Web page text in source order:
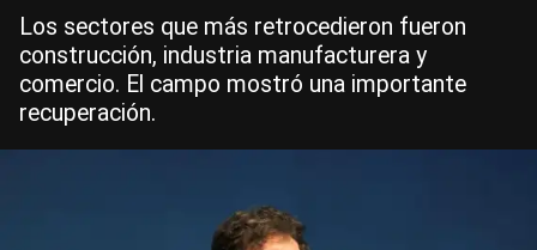
Los sectores que más retrocedieron fueron
construcción, industria manufacturera y
comercio. El campo mostró una importante
recuperación.